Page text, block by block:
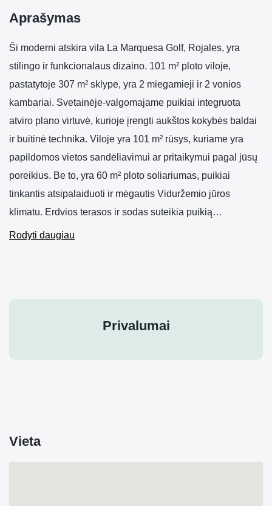
Aprašymas
Ši moderni atskira vila La Marquesa Golf, Rojales, yra
stilingo ir funkcionalaus dizaino. 101 m² ploto viloje,
pastatytoje 307 m² sklype, yra 2 miegamieji ir 2 vonios
kambariai. Svetainėje-valgomajame puikiai integruota
atviro plano virtuvė, kurioje įrengti aukštos kokybės baldai
ir buitinė technika. Viloje yra 101 m² rūsys, kuriame yra
papildomos vietos sandėliavimui ar pritaikymui pagal jūsų
poreikius. Be to, yra 60 m² ploto soliariumas, puikiai
tinkantis atsipalaiduoti ir mėgautis Viduržemio jūros
klimatu. Erdvios terasos ir sodas suteikia puikią…
Rodyti daugiau
Privalumai
Vieta